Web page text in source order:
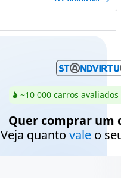
~10 000 carros
Quer comprar um
Veja quanto valeo